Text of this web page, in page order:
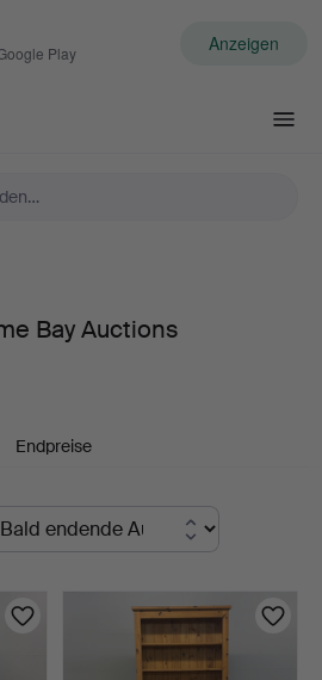
Play Anzeigen
Bay Auctions
Endpreise